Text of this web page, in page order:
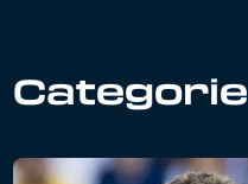
Categorie